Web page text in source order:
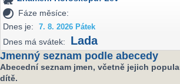
Fáze měsíce:
Dnes je:
7. 8. 2026 Pátek
Dnes má svátek: Lada
Jmenný seznam podle abecedy
Abecední seznam jmen, včetně jejich
dítě.